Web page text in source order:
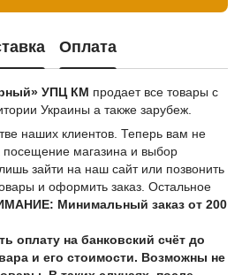
Оплата
УПЦ КМ продает все товары с
Украины а также зарубеж.
наших клиентов. Теперь вам не
посещение магазина и выбор
зайти на наш сайт или позвонить
и оформить заказ. Остальное
Минимальный заказ от 200
оплату на банковский счёт до
и его стоимости. Возможны не